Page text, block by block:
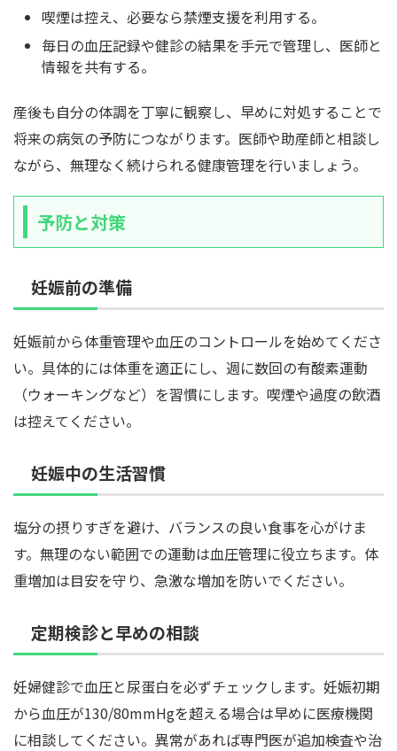
喫煙は控え、必要なら禁煙支援を利用する。
毎日の血圧記録や健診の結果を手元で管理し、医師と
情報を共有する。
産後も自分の体調を丁寧に観察し、早めに対処することで
将来の病気の予防につながります。医師や助産師と相談し
ながら、無理なく続けられる健康管理を行いましょう。
予防と対策
妊娠前の準備
妊娠前から体重管理や血圧のコントロールを始めてくださ
い。具体的には体重を適正にし、週に数回の有酸素運動
（ウォーキングなど）を習慣にします。喫煙や過度の飲酒
は控えてください。
妊娠中の生活習慣
塩分の摂りすぎを避け、バランスの良い食事を心がけま
す。無理のない範囲での運動は血圧管理に役立ちます。体
重増加は目安を守り、急激な増加を防いでください。
定期検診と早めの相談
妊婦健診で血圧と尿蛋白を必ずチェックします。妊娠初期
から血圧が130/80mmHgを超える場合は早めに医療機関
に相談してください。異常があれば専門医が追加検査や治